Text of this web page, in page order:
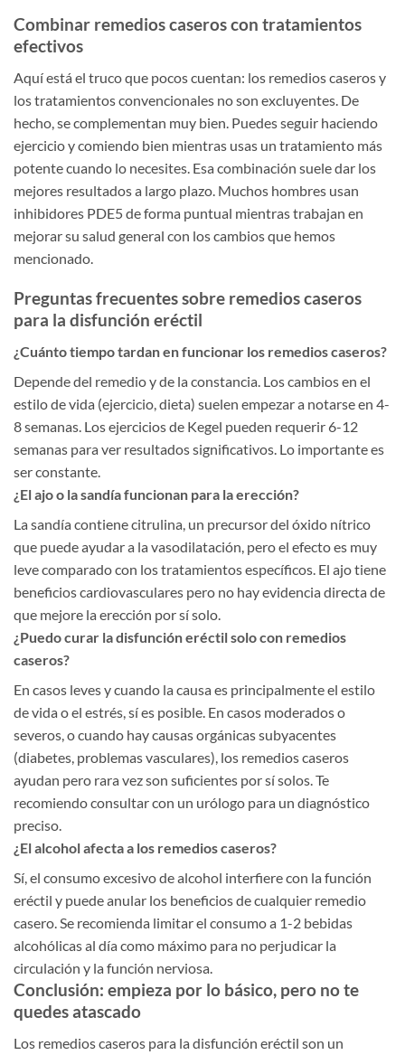
Combinar remedios caseros con tratamientos
efectivos
Aquí está el truco que pocos cuentan: los remedios caseros y
los tratamientos convencionales no son excluyentes. De
hecho, se complementan muy bien. Puedes seguir haciendo
ejercicio y comiendo bien mientras usas un tratamiento más
potente cuando lo necesites. Esa combinación suele dar los
mejores resultados a largo plazo. Muchos hombres usan
inhibidores PDE5 de forma puntual mientras trabajan en
mejorar su salud general con los cambios que hemos
mencionado.
Preguntas frecuentes sobre remedios caseros
para la disfunción eréctil
¿Cuánto tiempo tardan en funcionar los remedios caseros?
Depende del remedio y de la constancia. Los cambios en el
estilo de vida (ejercicio, dieta) suelen empezar a notarse en 4-
8 semanas. Los ejercicios de Kegel pueden requerir 6-12
semanas para ver resultados significativos. Lo importante es
ser constante.
¿El ajo o la sandía funcionan para la erección?
La sandía contiene citrulina, un precursor del óxido nítrico
que puede ayudar a la vasodilatación, pero el efecto es muy
leve comparado con los tratamientos específicos. El ajo tiene
beneficios cardiovasculares pero no hay evidencia directa de
que mejore la erección por sí solo.
¿Puedo curar la disfunción eréctil solo con remedios
caseros?
En casos leves y cuando la causa es principalmente el estilo
de vida o el estrés, sí es posible. En casos moderados o
severos, o cuando hay causas orgánicas subyacentes
(diabetes, problemas vasculares), los remedios caseros
ayudan pero rara vez son suficientes por sí solos. Te
recomiendo consultar con un urólogo para un diagnóstico
preciso.
¿El alcohol afecta a los remedios caseros?
Sí, el consumo excesivo de alcohol interfiere con la función
eréctil y puede anular los beneficios de cualquier remedio
casero. Se recomienda limitar el consumo a 1-2 bebidas
alcohólicas al día como máximo para no perjudicar la
circulación y la función nerviosa.
Conclusión: empieza por lo básico, pero no te
quedes atascado
Los remedios caseros para la disfunción eréctil son un